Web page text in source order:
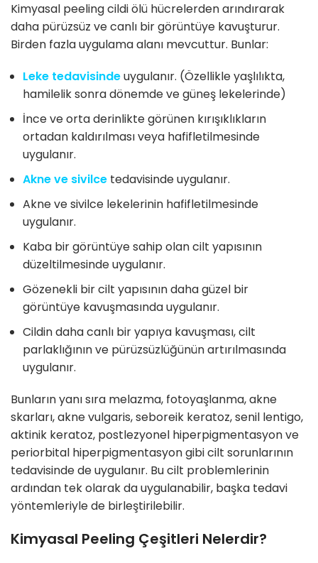
Kimyasal peeling cildi ölü hücrelerden arındırarak
daha pürüzsüz ve canlı bir görüntüye kavuşturur.
Birden fazla uygulama alanı mevcuttur. Bunlar:
Leke tedavisindeuygulanır. (Özellikle yaşlılıkta,
hamilelik sonra dönemde ve güneş lekelerinde)
İnce ve orta derinlikte görünen kırışıklıkların
ortadan kaldırılması veya hafifletilmesinde
uygulanır.
Akne ve sivilce tedavisinde uygulanır.
Akne ve sivilce lekelerinin hafifletilmesinde
uygulanır.
Kaba bir görüntüye sahip olan cilt yapısının
düzeltilmesinde uygulanır.
Gözenekli bir cilt yapısının daha güzel bir
görüntüye kavuşmasında uygulanır.
Cildin daha canlı bir yapıya kavuşması, cilt
parlaklığının ve pürüzsüzlüğünün artırılmasında
uygulanır.
Bunların yanı sıra melazma, fotoyaşlanma, akne
skarları, akne vulgaris, seboreik keratoz, senil lentigo,
aktinik keratoz, postlezyonel hiperpigmentasyon ve
periorbital hiperpigmentasyon gibi cilt sorunlarının
tedavisinde de uygulanır. Bu cilt problemlerinin
ardından tek olarak da uygulanabilir, başka tedavi
yöntemleriyle de birleştirilebilir.
Kimyasal Peeling Çeşitleri Nelerdir?